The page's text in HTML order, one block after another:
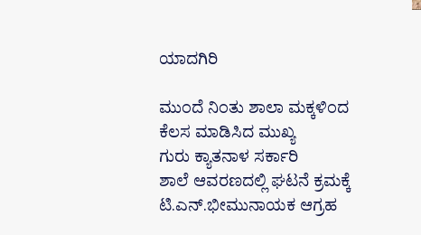
ಯಾದಗಿರಿ
ಮುಂದೆ ನಿಂತು ಶಾಲಾ ಮಕ್ಕಳಿಂದ
ಕೆಲಸ ಮಾಡಿಸಿದ ಮುಖ್ಯ
ಗುರು ಕ್ಯಾತನಾಳ ಸರ್ಕಾರಿ
ಶಾಲೆ ಆವರಣದಲ್ಲಿ ಘಟನೆ ಕ್ರಮಕ್ಕೆ
ಟಿ.ಎನ್‌.ಭೀಮುನಾಯಕ ಆಗ್ರಹ